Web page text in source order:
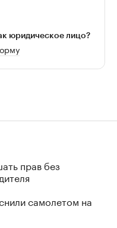
юридическое лицо?
прав без
самолетом на